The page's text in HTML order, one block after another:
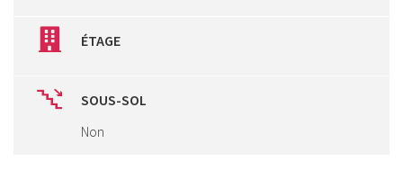
ÉTAGE
SOUS-SOL
Non